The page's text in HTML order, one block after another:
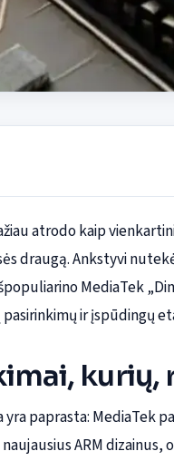
atrodo kaip
draugą. Ankstyvi
MediaTek
ir įspūdingų
kurių,
paprasta: MediaTek
ARM dizainus,